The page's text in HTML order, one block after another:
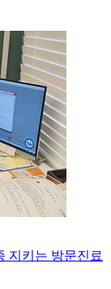
지키는 방문진료